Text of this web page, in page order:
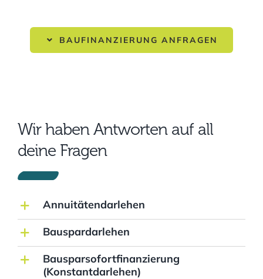
BAUFINANZIERUNG ANFRAGEN
Wir haben Antworten auf all
deine Fragen
Annuitätendarlehen
Bauspardarlehen
Bausparsofortfinanzierung
(Konstantdarlehen)